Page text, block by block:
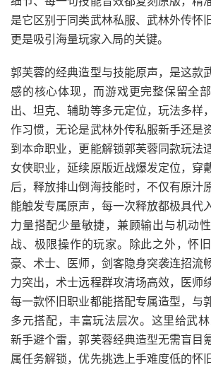
是它区别于同类武林私服、武林外传怀
更是吸引海量玩家入局的关键。
郭芙蓉的经典造型与技能原声，是这款
感的核心体现，而游戏更完整保留全
出、坦克、辅助等多元定位，玩法多样
作习惯，无论是武林外传私服新手还是
到本命职业，更能解锁郭芙蓉同款玩法
女侠职业，延续原版近战爆发定位，穿
后，释放排山倒海技能时，不仅有原汁
能触发专属原声，每一次释放都极具代
力量搭配少量敏捷，兼顾输出与机动
战、极限操作的玩家。除此之外，怀
豪、术士、医师，剑客隐身突袭连招流
力突出，术士远程群攻清场高效，医师
每一款怀旧职业都能搭配专属造型，与
多元搭配，丰富玩法层次。这里给武
新手避个雷，郭芙蓉经典造型无需盲目
属任务解锁，优先挑选上手难度低的怀